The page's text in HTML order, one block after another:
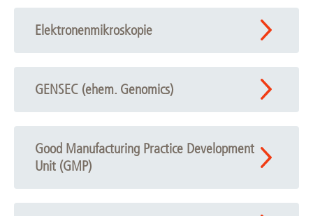
Elektronenmikroskopie
GENSEC (ehem. Genomics)
Good Manufacturing Practice Development
Unit (GMP)